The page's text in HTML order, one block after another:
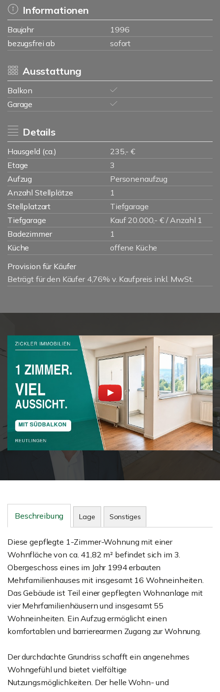
Informationen
Baujahr
1996
bezugsfrei ab
sofort
Ausstattung
Balkon
Garage
Details
Hausgeld (ca.)
235,- €
Etage
3
Aufzug
Personenaufzug
Anzahl Stellplätze
1
Stellplatzart
Tiefgarage
Tiefgarage
Kauf 20.000,- € / Anzahl 1
Badezimmer
1
Küche
offene Küche
Provision für Käufer
Beträgt für den Käufer 4,76% v. Kaufpreis inkl. MwSt.
Beschreibung Lage Sonstiges
Diese gepflegte 1-Zimmer-Wohnung mit einer
Wohnfläche von ca. 41,82 m² befindet sich im 3.
Obergeschoss eines im Jahr 1994 erbauten
Mehrfamilienhauses mit insgesamt 16 Wohneinheiten.
Das Gebäude ist Teil einer gepflegten Wohnanlage mit
vier Mehrfamilienhäusern und insgesamt 55
Wohneinheiten. Ein Aufzug ermöglicht einen
komfortablen und barrierearmen Zugang zur Wohnung.
Der durchdachte Grundriss schafft ein angenehmes
Wohngefühl und bietet vielfältige
Nutzungsmöglichkeiten. Der helle Wohn- und